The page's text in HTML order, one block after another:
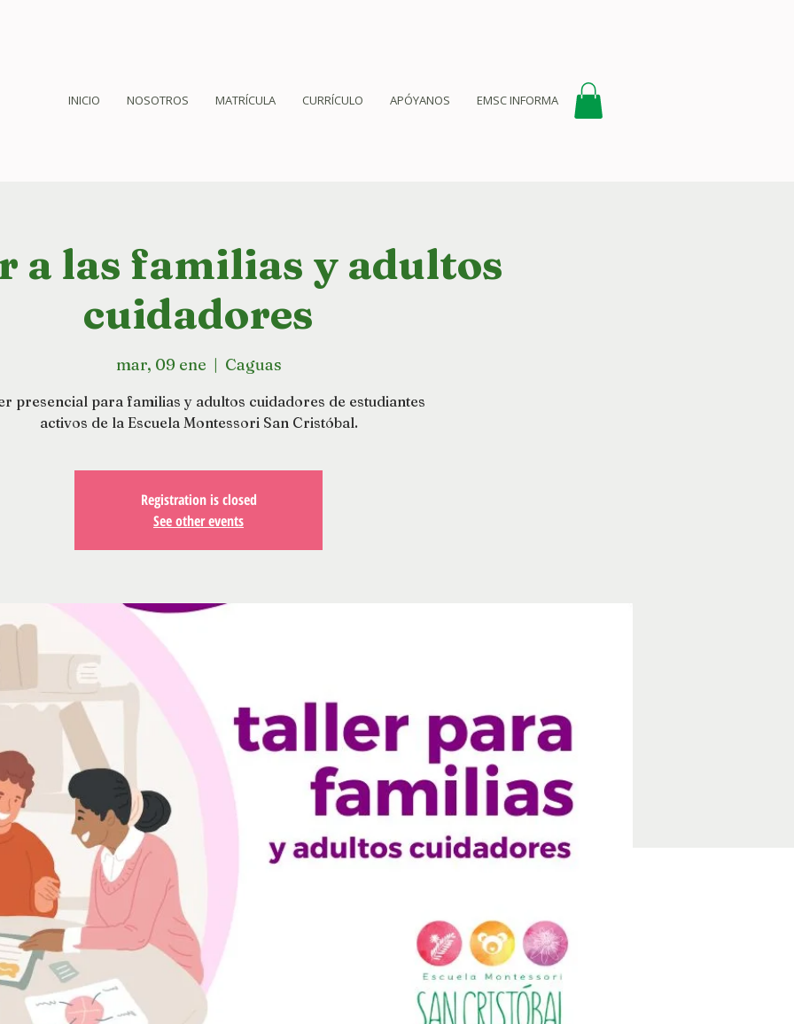
INICIO NOSOTROS MATRÍCULA CURRÍCULO APÓYANOS EMSC INFORMA
a las familias y adultos
cuidadores
mar, 09 ene
  |
Caguas
presencial para familias y adultos cuidadores de estudiantes
activos de la Escuela Montessori San Cristóbal.
Registration is closed
See other events